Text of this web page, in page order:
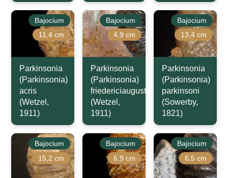
Bajocium
11,4 cm
Parkinsonia
(Parkinsonia)
acris
(Wetzel,
1911)
Bajocium
4,9 cm
Parkinsonia
(Parkinsonia)
friedericiaugusti
(Wetzel,
1911)
Bajocium
13,4 cm
Parkinsonia
(Parkinsonia)
parkinsoni
(Sowerby,
1821)
Bajocium
15,2 cm
Bajocium
6,9 cm
Bajocium
6,5 cm